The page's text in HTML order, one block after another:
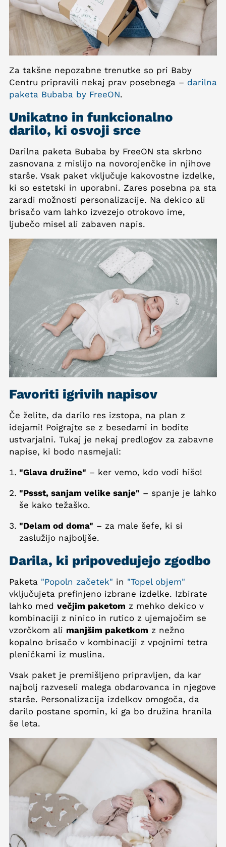
Za takšne nepozabne trenutke so pri Baby
Centru pripravili nekaj prav posebnega – darilna
paketa Bubaba by FreeON.
Unikatno in funkcionalno
darilo, ki osvoji srce
Darilna paketa Bubaba by FreeON sta skrbno
zasnovana z mislijo na novorojenčke in njihove
starše. Vsak paket vključuje kakovostne izdelke,
ki so estetski in uporabni. Zares posebna pa sta
zaradi možnosti personalizacije. Na dekico ali
brisačo vam lahko izvezejo otrokovo ime,
ljubečo misel ali zabaven napis.
Favoriti igrivih napisov
Če želite, da darilo res izstopa, na plan z
idejami! Poigrajte se z besedami in bodite
ustvarjalni. Tukaj je nekaj predlogov za zabavne
napise, ki bodo nasmejali:
"Glava družine" – ker vemo, kdo vodi hišo!
"Pssst, sanjam velike sanje" – spanje je lahko
še kako težaško.
"Delam od doma" – za male šefe, ki si
zaslužijo najboljše.
Darila, ki pripovedujejo zgodbo
Paketa "Popoln začetek" in "Topel objem"
vključujeta prefinjeno izbrane izdelke. Izbirate
lahko med večjim paketom z mehko dekico v
kombinaciji z ninico in rutico z ujemajočim se
vzorčkom ali manjšim paketkom z nežno
kopalno brisačo v kombinaciji z vpojnimi tetra
pleničkami iz muslina.
Vsak paket je premišljeno pripravljen, da kar
najbolj razveseli malega obdarovanca in njegove
starše. Personalizacija izdelkov omogoča, da
darilo postane spomin, ki ga bo družina hranila
še leta.